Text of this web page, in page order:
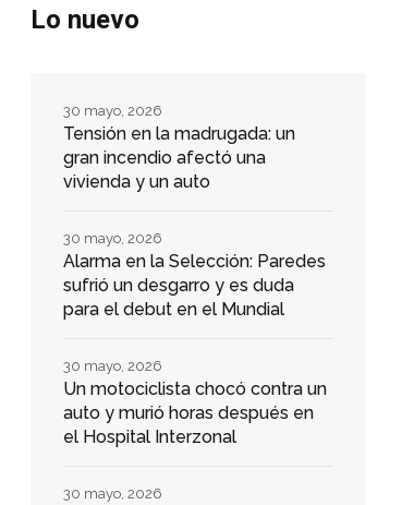
Lo nuevo
Tensión en la madrugada: un
gran incendio afectó una
vivienda y un auto
30 mayo, 2026
Alarma en la Selección: Paredes
sufrió un desgarro y es duda
para el debut en el Mundial
30 mayo, 2026
Un motociclista chocó contra un
auto y murió horas después en
el Hospital Interzonal
30 mayo, 2026
30 mayo, 2026